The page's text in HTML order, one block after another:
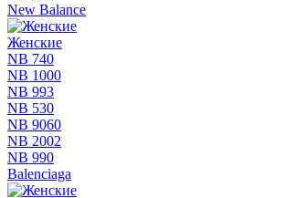
New Balance
Женские
NB 740
NB 1000
NB 993
NB 530
NB 9060
NB 2002
NB 990
Balenciaga